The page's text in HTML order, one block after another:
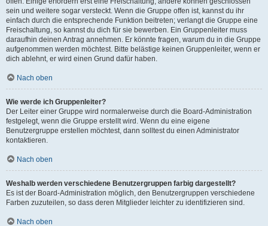
sein und weitere sogar versteckt. Wenn die Gruppe offen ist, kannst du ihr
einfach durch die entsprechende Funktion beitreten; verlangt die Gruppe eine
Freischaltung, so kannst du dich für sie bewerben. Ein Gruppenleiter muss
daraufhin deinen Antrag annehmen. Er könnte fragen, warum du in die Gruppe
aufgenommen werden möchtest. Bitte belästige keinen Gruppenleiter, wenn er
dich ablehnt, er wird einen Grund dafür haben.
Nach oben
Wie werde ich Gruppenleiter?
Der Leiter einer Gruppe wird normalerweise durch die Board-Administration
festgelegt, wenn die Gruppe erstellt wird. Wenn du eine eigene
Benutzergruppe erstellen möchtest, dann solltest du einen Administrator
kontaktieren.
Nach oben
Weshalb werden verschiedene Benutzergruppen farbig dargestellt?
Es ist der Board-Administration möglich, den Benutzergruppen verschiedene
Farben zuzuteilen, so dass deren Mitglieder leichter zu identifizieren sind.
Nach oben